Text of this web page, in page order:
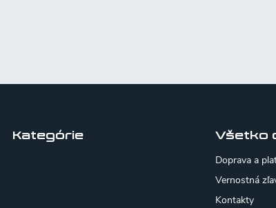
Kategórie
Všetko
Doprava a
Vernostná
Kontakty